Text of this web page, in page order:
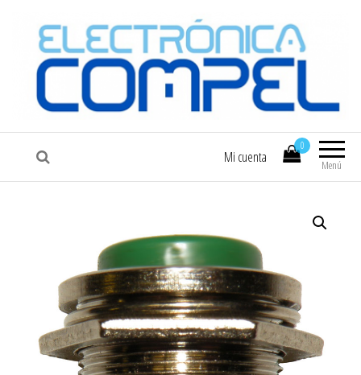
COMPEL Electrónica COMPEL
Menú
0
Mi cuenta